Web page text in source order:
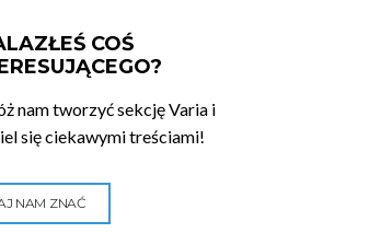
COŚ
nam tworzyć sekcję Varia i
się ciekawymi treściami!
NAM ZNAĆ